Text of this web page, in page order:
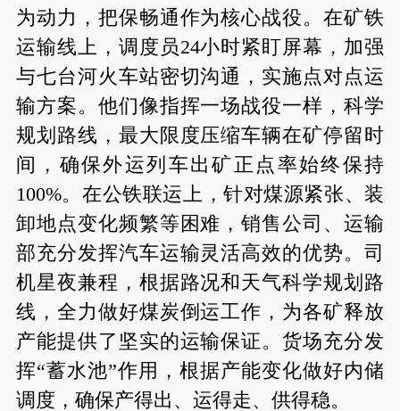
为动力，把保畅通作为核心战役。在矿铁
运输线上，调度员24小时紧盯屏幕，加强
与七台河火车站密切沟通，实施点对点运
输方案。他们像指挥一场战役一样，科学
规划路线，最大限度压缩车辆在矿停留时
间，确保外运列车出矿正点率始终保持
100%。在公铁联运上，针对煤源紧张、装
卸地点变化频繁等困难，销售公司、运输
部充分发挥汽车运输灵活高效的优势。司
机星夜兼程，根据路况和天气科学规划路
线，全力做好煤炭倒运工作，为各矿释放
产能提供了坚实的运输保证。货场充分发
挥“蓄水池”作用，根据产能变化做好内储
调度，确保产得出、运得走、供得稳。